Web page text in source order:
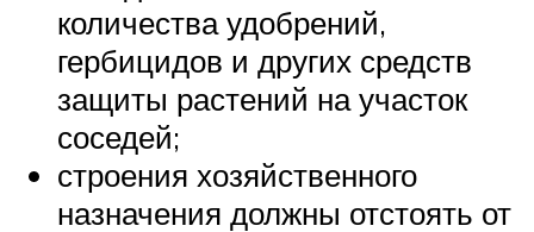
количества удобрений,
гербицидов и других средств
защиты растений на участок
соседей;
строения хозяйственного
назначения должны отстоять от